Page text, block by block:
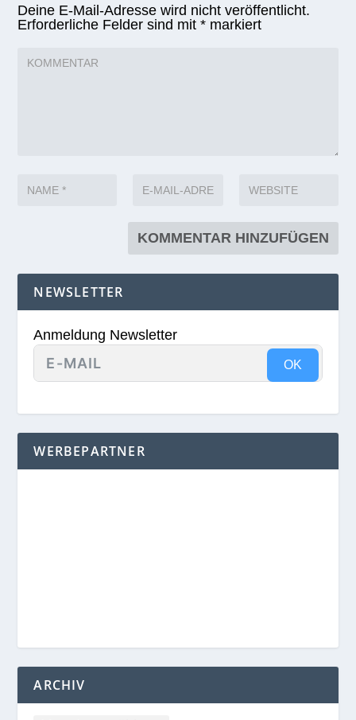
Deine E-Mail-Adresse wird nicht veröffentlicht.
Erforderliche Felder sind mit* markiert
NEWSLETTER
Anmeldung Newsletter
OK
WERBEPARTNER
ARCHIV